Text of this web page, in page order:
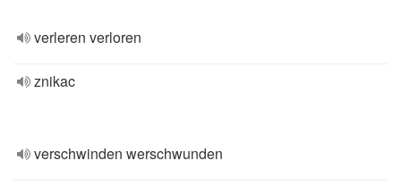
verleren verloren
znikac
verschwinden werschwunden